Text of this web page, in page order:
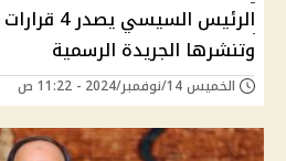
الرئيس
وتنشرها الجريدة الرسمية
الخميس 14/نوفمبر/2024 - 11:22 ص